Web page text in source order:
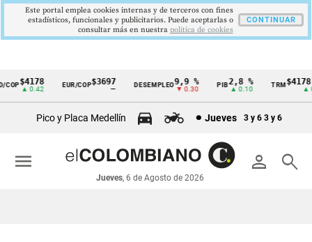
Cintillo
económicos
Colombia
$4178
▲ 0.42
EUR/COP$3697 DESEMPLEO 9,9 %
▼ 0.30
PIB2,8 %
▲ 0.10
TRM
▲
Pico y Placa Medellín Jueves 3 y 6 3 y 6
person search
Jueves, 6 de Agosto de 2026
menu
Este portal emplea cookies internas y de terceros con fines
estadísticos, funcionales y publicitarios. Puede aceptarlas o
consultar más en nuestra politica de cookies
CONTINUAR